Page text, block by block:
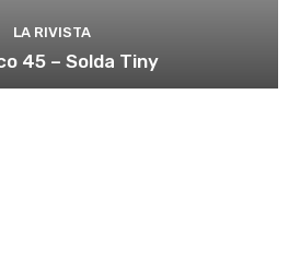
LA RIVISTA
45 – Solda Tiny